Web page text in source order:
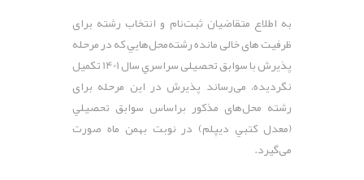
به اطلاع متقاضيان ثبت‌نام و انتخاب رشته‌ برای
ظرفیت های خالی مانده رشته‌محل‌هايي که در مرحله
پذیرش با سوابق تحصیلی سراسري سال 1401 تکمیل
نگردیده، می‌رساند پذيرش در این مرحله برای
رشته محل‌های مذکور براساس سوابق تحصيلي
(معدل کتبي ديپلم) در نوبت بهمن ماه صورت
می‌گیرد.